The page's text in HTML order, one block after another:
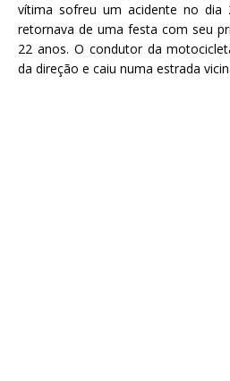
vítima sofreu um acidente no dia
retornava de uma festa com seu
22 anos. O condutor da
da direção e caiu numa estrada